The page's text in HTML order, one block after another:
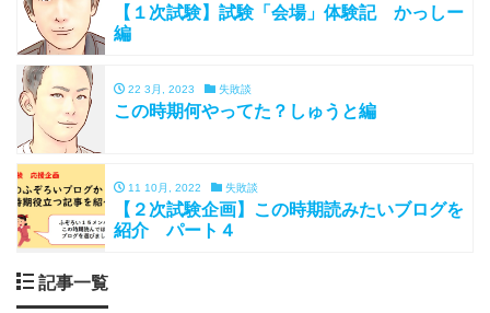
【１次試験】試験「会場」体験記 かっしー
編
22 3月, 2023 失敗談
この時期何やってた？しゅうと編
11 10月, 2022 失敗談
【２次試験企画】この時期読みたいブログを
紹介 パート４
記事一覧